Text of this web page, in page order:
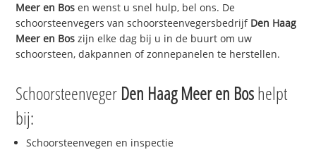
Meer en Bos en wenst u snel hulp, bel ons. De
schoorsteenvegers van schoorsteenvegersbedrijf Den Haag
Meer en Bos zijn elke dag bij u in de buurt om uw
schoorsteen, dakpannen of zonnepanelen te herstellen.
Schoorsteenveger Den Haag Meer en Boshelpt
bij:
Schoorsteenvegen en inspectie